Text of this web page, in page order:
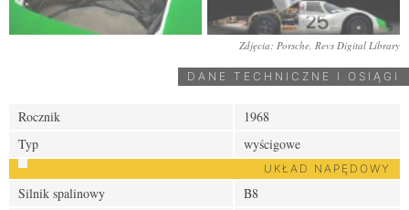
Zdjęcia: Porsche, Revs Digital Library
DANE TECHNICZNE I OSIĄGI
Rocznik
1968
Typ
wyścigowe
UKŁAD NAPĘDOWY
Silnik spalinowy
B8